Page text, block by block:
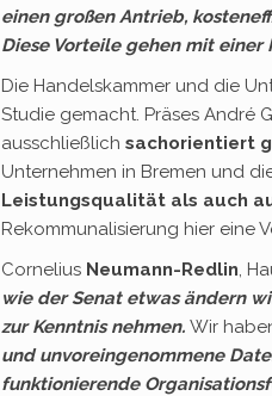
einen großen Antrieb,
Diese Vorteile gehen mit
Die Handelskammer und die
Studie gemacht. Präses André
ausschließlich sachorientiert
Unternehmen in Bremen und
Leistungsqualität als auch
Rekommunalisierung hier eine
Cornelius Neumann-Redlin,
wie der Senat etwas ändern
zur Kenntnis nehmen. Wir
und unvoreingenommene
funktionierende